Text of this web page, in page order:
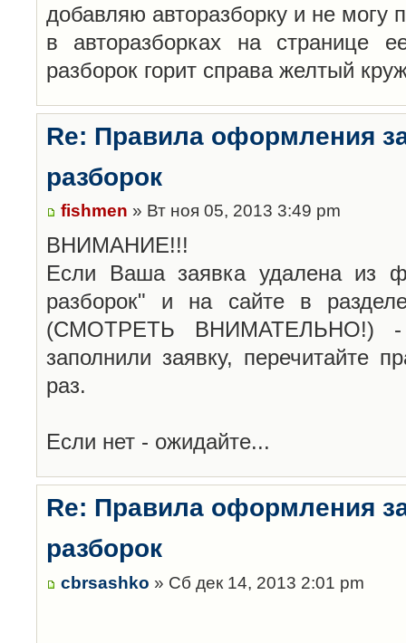
добавляю авторазборку и не могу
в авторазборках на странице
разборок горит справа желтый
Re: Правила оформления
разборок
fishmen » Вт ноя 05, 2013 3:49 pm
ВНИМАНИЕ!!!
Если Ваша заявка удалена из
разборок" и на сайте в
(СМОТРЕТЬ ВНИМАТЕЛЬНО!)
заполнили заявку, перечитайте
раз.
Если нет - ожидайте...
Re: Правила оформления
разборок
cbrsashko » Сб дек 14, 2013 2:01 pm